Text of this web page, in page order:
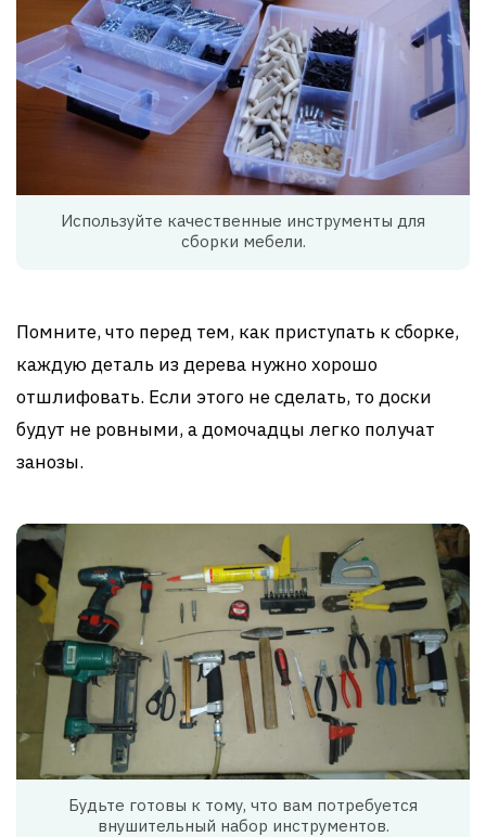
Используйте качественные инструменты для
сборки мебели.
Помните, что перед тем, как приступать к сборке,
каждую деталь из дерева нужно хорошо
отшлифовать. Если этого не сделать, то доски
будут не ровными, а домочадцы легко получат
занозы.
Будьте готовы к тому, что вам потребуется
внушительный набор инструментов.